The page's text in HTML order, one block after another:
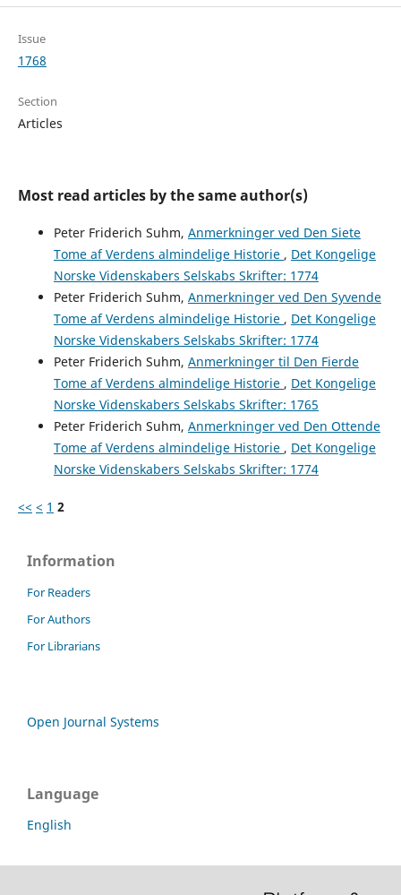
Issue
1768
Section
Articles
Most read articles by the same author(s)
Peter Friderich Suhm, Anmerkninger ved Den Siete
Tome af Verdens almindelige Historie , Det Kongelige
Norske Videnskabers Selskabs Skrifter: 1774
Peter Friderich Suhm, Anmerkninger ved Den Syvende
Tome af Verdens almindelige Historie , Det Kongelige
Norske Videnskabers Selskabs Skrifter: 1774
Peter Friderich Suhm, Anmerkninger til Den Fierde
Tome af Verdens almindelige Historie , Det Kongelige
Norske Videnskabers Selskabs Skrifter: 1765
Peter Friderich Suhm, Anmerkninger ved Den Ottende
Tome af Verdens almindelige Historie , Det Kongelige
Norske Videnskabers Selskabs Skrifter: 1774
<< < 1 2
Information
For Readers
For Authors
For Librarians
Open Journal Systems
Language
English